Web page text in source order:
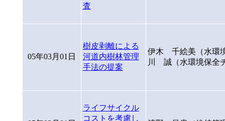
査
05年03月01日
樹皮剥離による
河道内樹林管理
手法の提案
伊木 千絵美（水環
川 誠（水環境保全
ライフサイクル
コストを考慮し